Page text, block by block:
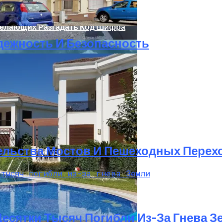
И Недостатки
Разгадать Код Шифра
И Безопасность
Мостов И Пешеходных
Тысяч Погибли Из-За Гнева